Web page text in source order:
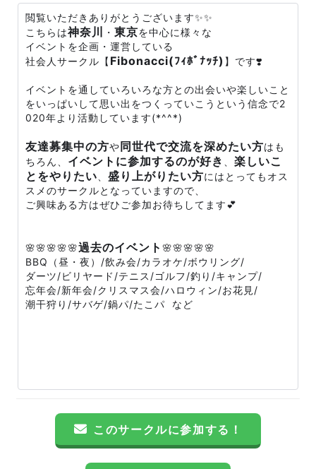
閲覧いただきありがとうございます✨✨
こちらは神奈川 ・ 東京を中心に様々な
イベントを企画・運営している
社会人サークル【 Fibonacci(ﾌｨﾎﾞﾅｯﾁ) 】です❣️
イベントを通していろいろな方との出会いや楽しいこと
をいっぱいして思い出をつくっていこうという信念で2
020年より活動しています(*^^*)
友達募集中の方や 同世代で交流を深めたい方はも
ちろん、 イベントに参加するのが好き
楽しいこ
とをやりたい
盛り上がりたい方にはとってもオス
スメのサークルとなっていますので、
ご興味ある方はぜひご参加お待ちしてます💕
🌸🌸🌸🌸🌸過去のイベント 🌸🌸🌸🌸🌸
BBQ（昼・夜）/飲み会/カラオケ/ボウリング/
ダーツ/ビリヤード/テニス/ゴルフ/釣り/キャンプ/
忘年会/新年会/クリスマス会/ハロウィン/お花見/
潮干狩り/サバゲ/鍋パ/たこパ など
このサークルに参加する！